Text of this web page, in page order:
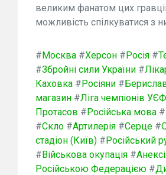
великим фанатом цих
можливість спілкуватися з
#Москва #Херсон #Росія #
#Збройні сили України #
Каховка #Росіяни #
магазин #Ліга чемпіонів
Протасов #Російська мова #
#Скло #Артилерія #Серце #
стадіон (Київ) #Російський
#Військова окупація #
Російською Федерацією #